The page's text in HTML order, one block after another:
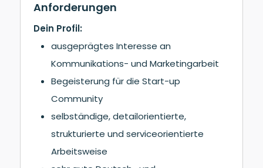
Anforderungen
Dein Profil:
ausgeprägtes Interesse an
Kommunikations- und Marketingarbeit
Begeisterung für die Start-up
Community
selbständige, detailorientierte,
strukturierte und serviceorientierte
Arbeitsweise